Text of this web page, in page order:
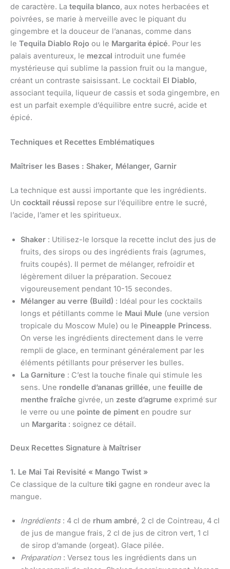
de caractère. La tequila blanco, aux notes herbacées et
poivrées, se marie à merveille avec le piquant du
gingembre et la douceur de l’ananas, comme dans
le Tequila Diablo Rojo ou le Margarita épicé. Pour les
palais aventureux, le mezcal introduit une fumée
mystérieuse qui sublime la passion fruit ou la mangue,
créant un contraste saisissant. Le cocktail El Diablo,
associant tequila, liqueur de cassis et soda gingembre, en
est un parfait exemple d’équilibre entre sucré, acide et
épicé.
Techniques et Recettes Emblématiques
Maîtriser les Bases : Shaker, Mélanger, Garnir
La technique est aussi importante que les ingrédients.
Un cocktail réussi repose sur l’équilibre entre le sucré,
l’acide, l’amer et les spiritueux.
Shaker : Utilisez-le lorsque la recette inclut des jus de
fruits, des sirops ou des ingrédients frais (agrumes,
fruits coupés). Il permet de mélanger, refroidir et
légèrement diluer la préparation. Secouez
vigoureusement pendant 10-15 secondes.
Mélanger au verre (Build) : Idéal pour les cocktails
longs et pétillants comme le Maui Mule (une version
tropicale du Moscow Mule) ou le Pineapple Princess.
On verse les ingrédients directement dans le verre
rempli de glace, en terminant généralement par les
éléments pétillants pour préserver les bulles.
La Garniture : C’est la touche finale qui stimule les
sens. Une rondelle d’ananas grillée, une feuille de
menthe fraîche givrée, un zeste d’agrume exprimé sur
le verre ou une pointe de piment en poudre sur
un Margarita : soignez ce détail.
Deux Recettes Signature à Maîtriser
1. Le Mai Tai Revisité « Mango Twist »
Ce classique de la culture tiki gagne en rondeur avec la
mangue.
Ingrédients: 4 cl de rhum ambré, 2 cl de Cointreau, 4 cl
de jus de mangue frais, 2 cl de jus de citron vert, 1 cl
de sirop d’amande (orgeat). Glace pilée.
Préparation : Versez tous les ingrédients dans un